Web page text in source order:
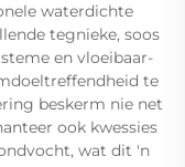
waterdichte
tegnieke, soos
en vloeibaar-
te
beskerm nie net
ook kwessies
wat dit 'n